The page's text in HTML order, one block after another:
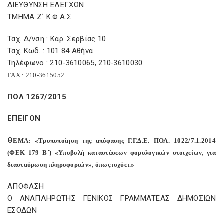
ΔΙΕΥΘΥΝΣΗ ΕΛΕΓΧΩΝ
ΤΜΗΜΑ Ζ΄ Κ.Φ.Α.Σ.
Ταχ. Δ/νση : Καρ. Σερβίας 10
Ταχ. Κωδ. : 101 84 Αθήνα
Τηλέφωνο : 210-3610065, 210-3610030
FΑΧ : 210-3615052
ΠΟΛ 1267/2015
ΕΠΕΙΓΟΝ
ΘEMA: «Τροποποίηση της απόφασης Γ.Γ.Δ.Ε. ΠΟΛ. 1022/7.1.2014
(ΦΕΚ 179 Β΄) «Υποβολή καταστάσεων φορολογικών στοιχείων, για
διασταύρωση πληροφοριών», όπως ισχύει.»
ΑΠΟΦΑΣΗ
Ο ΑΝΑΠΛΗΡΩΤΗΣ ΓΕΝΙΚΟΣ ΓΡΑΜΜΑΤΕΑΣ ΔΗΜΟΣΙΩΝ
ΕΣΟΔΩΝ